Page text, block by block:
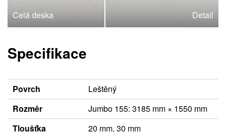
Celá deska Detail
Specifikace
Povrch
Leštěný
Rozměr
Jumbo 155: 3185 mm × 1550 mm
Tloušťka
20 mm, 30 mm